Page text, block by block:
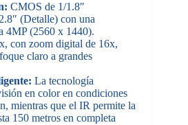
CMOS de 1/1.8″
(Detalle) con una
4MP (2560 x 1440).
con zoom digital de 16x,
claro a grandes
La tecnología
en color en condiciones
mientras que el IR permite la
150 metros en completa